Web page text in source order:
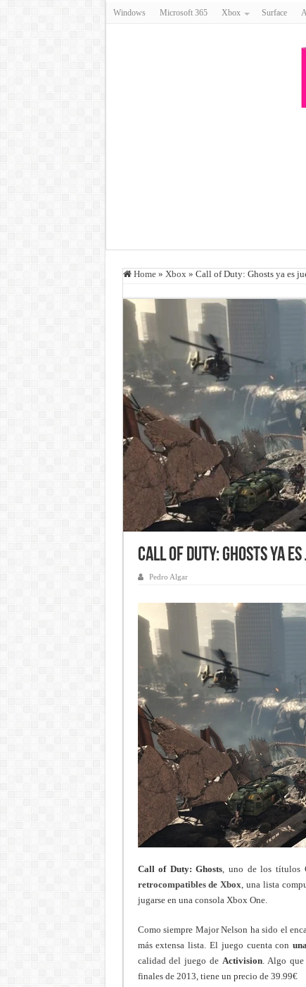
Windows Microsoft 365 Xbox Surface
Home » Xbox » Call of Duty: Ghosts ya es
Call of Duty: Ghosts ya
Pedro Algar
Call of Duty: Ghosts , uno de los títulos
retrocompatibles de Xbox , una lista
jugarse en una consola Xbox One.
Como siempre Major Nelson ha sido el
más extensa lista. El juego cuenta con
calidad del juego de Activision . Algo
finales de 2013, tiene un precio de 39.99€